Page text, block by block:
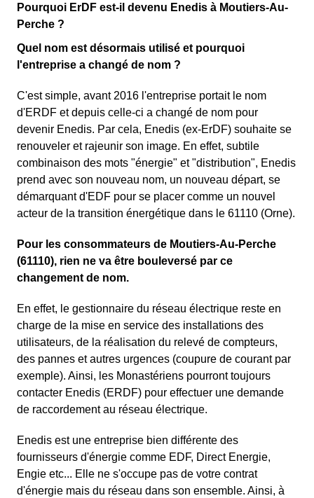
Pourquoi ErDF est-il devenu Enedis à Moutiers-Au-
Perche ?
Quel nom est désormais utilisé et pourquoi
l'entreprise a changé de nom ?
C'est simple, avant 2016 l'entreprise portait le nom
d'ERDF et depuis celle-ci a changé de nom pour
devenir Enedis. Par cela, Enedis (ex-ErDF) souhaite se
renouveler et rajeunir son image. En effet, subtile
combinaison des mots "énergie" et "distribution", Enedis
prend avec son nouveau nom, un nouveau départ, se
démarquant d'EDF pour se placer comme un nouvel
acteur de la transition énergétique dans le 61110 (Orne).
Pour les consommateurs de Moutiers-Au-Perche
(61110), rien ne va être bouleversé par ce
changement de nom.
En effet, le gestionnaire du réseau électrique reste en
charge de la mise en service des installations des
utilisateurs, de la réalisation du relevé de compteurs,
des pannes et autres urgences (coupure de courant par
exemple). Ainsi, les Monastériens pourront toujours
contacter Enedis (ERDF) pour effectuer une demande
de raccordement au réseau électrique.
Enedis est une entreprise bien différente des
fournisseurs d'énergie comme EDF, Direct Energie,
Engie etc... Elle ne s'occupe pas de votre contrat
d'énergie mais du réseau dans son ensemble. Ainsi, à